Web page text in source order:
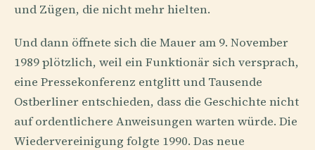
und Zügen, die nicht mehr hielten.
Und dann öffnete sich die Mauer am 9. November
1989 plötzlich, weil ein Funktionär sich versprach,
eine Pressekonferenz entglitt und Tausende
Ostberliner entschieden, dass die Geschichte nicht
auf ordentlichere Anweisungen warten würde. Die
Wiedervereinigung folgte 1990. Das neue